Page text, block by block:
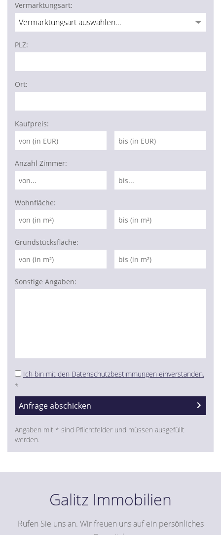
Vermarktungsart:
PLZ:
Ort:
Kaufpreis:
Anzahl Zimmer:
Wohnfläche:
Grundstücksfläche:
Sonstige Angaben:
Ich bin mit den Datenschutzbestimmungen einverstanden.
*
Angaben mit * sind Pflichtfelder und müssen ausgefüllt
werden.
Galitz Immobilien
Rufen Sie uns an. Wir freuen uns auf ein persönliches